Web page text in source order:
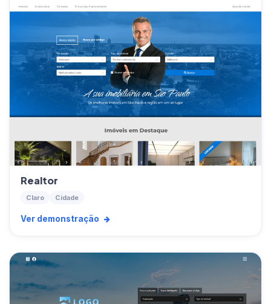
Realtor
Claro Cidade
Ver demonstração